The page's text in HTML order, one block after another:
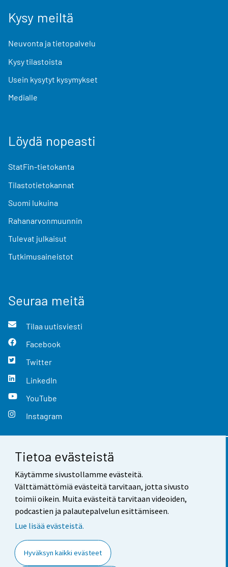
Tietoa evästeistä
Käytämme sivustollamme evästeitä.
Välttämättömiä evästeitä tarvitaan, jotta sivusto
toimii oikein. Muita evästeitä tarvitaan videoiden,
podcastien ja palautepalvelun esittämiseen.
Lue lisää evästeistä.
Hyväksyn kaikki evästeet
Kysy meiltä
Neuvonta ja tietopalvelu
Kysy tilastoista
Usein kysytyt kysymykset
Medialle
Löydä nopeasti
StatFin-tietokanta
Tilastotietokannat
Suomi lukuina
Rahanarvonmuunnin
Tulevat julkaisut
Tutkimusaineistot
Seuraa meitä
Tilaa uutisviesti
Facebook
Twitter
LinkedIn
YouTube
Instagram
Yhteystiedot
Palaute
Käyttöehdot
Saavutettavuus
Tietoa sivustosta